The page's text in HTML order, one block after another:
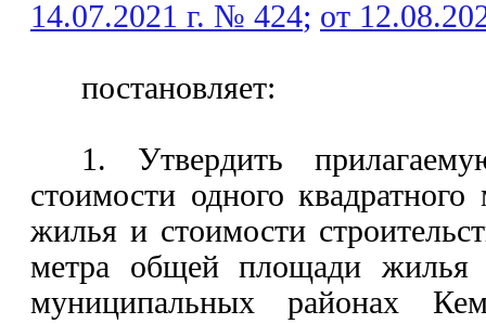
14.07.2021 г. № 424; от
постановляет:
1. Утвердить
стоимости одного
жилья и стоимости
метра общей площади жилья
муниципальных районах